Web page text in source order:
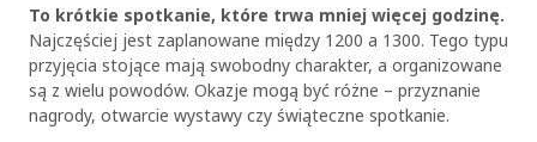
To krótkie spotkanie, które trwa mniej więcej godzinę.
Najczęściej jest zaplanowane między 1200 a 1300. Tego typu
przyjęcia stojące mają swobodny charakter, a organizowane
są z wielu powodów. Okazje mogą być różne – przyznanie
nagrody, otwarcie wystawy czy świąteczne spotkanie.